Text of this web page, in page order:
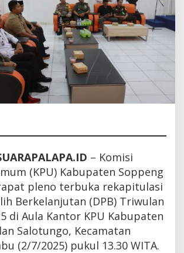
– Komisi
(KPU) Kabupaten Soppeng
pleno terbuka rekapitulasi
Berkelanjutan (DPB) Triwulan
di Aula Kantor KPU Kabupaten
Salotungo, Kecamatan
(2/7/2025) pukul 13.30 WITA.